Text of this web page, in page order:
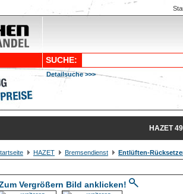
SUCHE:
Detailsuche >>>
HAZET
HAZET Bremsendienst Entlüften-
Vergrößern Bild anklicken!